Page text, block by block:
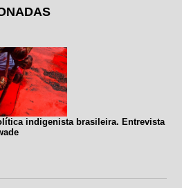
indigenista brasileira. Entrevista